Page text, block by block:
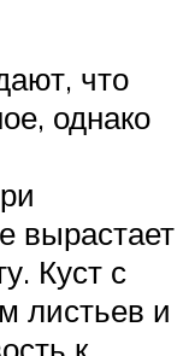
что
однако
вырастает
Куст с
листьев и